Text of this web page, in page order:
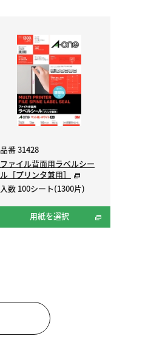
品番 31428
ファイル背面用ラベルシー
ル［プリンタ兼用］
入数 100シート(1300片)
用紙を選択